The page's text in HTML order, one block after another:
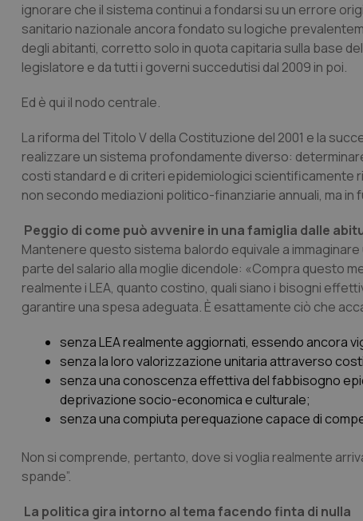
ignorare che il sistema continui a fondarsi su un errore
sanitario nazionale ancora fondato su logiche
degli abitanti, corretto solo in quota capitaria sulla base
legislatore e da tutti i governi succedutisi dal 2009 in poi.
Ed è qui il nodo centrale.
La riforma del Titolo V della Costituzione del 2001 e la
realizzare un sistema profondamente diverso:
costi standard e di criteri epidemiologici scientificamente
non secondo mediazioni politico-finanziarie annuali, ma
Peggio di come può avvenire in una famiglia dalle
Mantenere questo sistema balordo equivale a
parte del salario alla moglie dicendole: «Compra questo
realmente i LEA, quanto costino, quali siano i bisogni
garantire una spesa adeguata. È esattamente ciò che
senza LEA realmente aggiornati, essendo ancora
senza la loro valorizzazione unitaria attraverso
senza una conoscenza effettiva del fabbisogno
deprivazione socio-economica e culturale;
senza una compiuta perequazione capace di
Non si comprende, pertanto, dove si voglia realmente
spande”.
La politica gira intorno al tema facendo finta di nulla